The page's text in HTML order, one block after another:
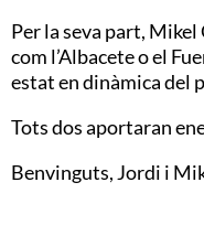
Per la seva part, Mikel
com l’Albacete o el
estat en dinàmica del
Tots dos aportaran
Benvinguts, Jordi i